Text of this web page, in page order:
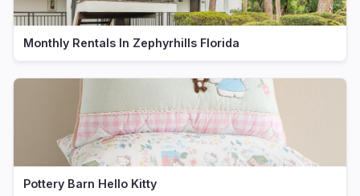
Monthly Rentals In Zephyrhills Florida
Pottery Barn Hello Kitty